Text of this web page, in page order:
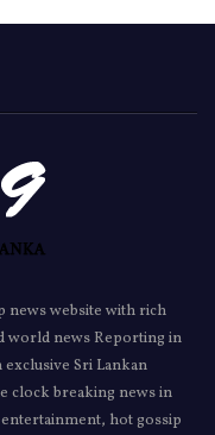
news website with rich
world news Reporting in
exclusive Sri Lankan
clock breaking news in
hot gossip